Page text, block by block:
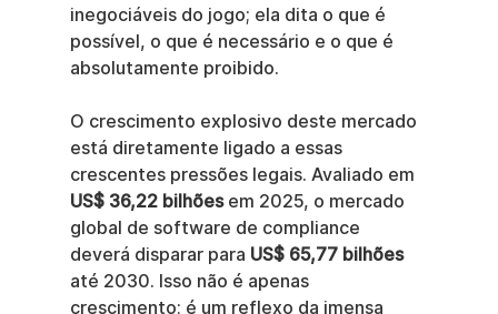
inegociáveis do jogo; ela dita o que é
possível, o que é necessário e o que é
absolutamente proibido.
O crescimento explosivo deste mercado
está diretamente ligado a essas
crescentes pressões legais. Avaliado em
US$ 36,22 bilhões em 2025, o mercado
global de software de compliance
deverá disparar para US$ 65,77 bilhões
até 2030. Isso não é apenas
crescimento; é um reflexo da imensa